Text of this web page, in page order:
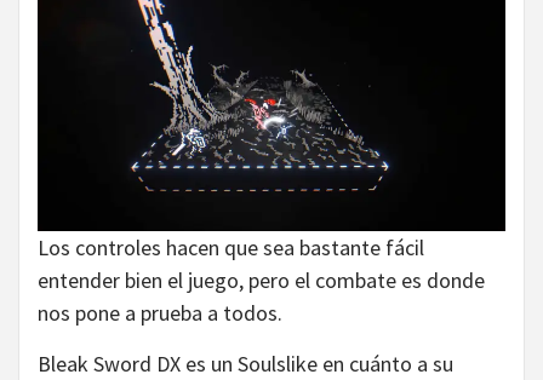
Los controles hacen que sea bastante fácil
entender bien el juego, pero el combate es donde
nos pone a prueba a todos.
Bleak Sword DX es un Soulslike en cuánto a su